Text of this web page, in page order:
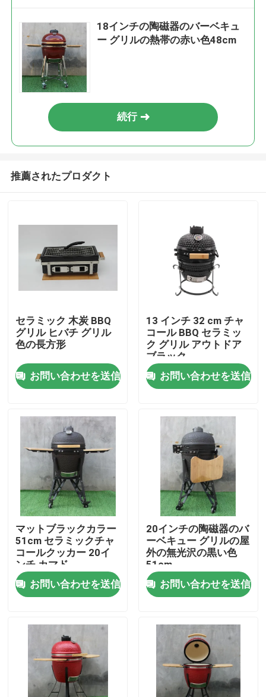
ホーム
製品
企業情報
会社案内
品質管理
お問い合わせ
ニュース
セラミックバーベキューグリル
セラミックチャコールグリル
18インチの陶磁器のバーベキュ
ー グリルの熱帯の赤い色48cm
続行
推薦されたプロダクト
セラミック 木炭 BBQ
グリル ヒバチ グリル
色の長方形
お問い合わせを送信
13 インチ 32 cm チャ
コール BBQ セラミッ
ク グリル アウトドア
ブラック
お問い合わせを送信
マットブラックカラー
51cm セラミックチャ
コールクッカー 20イ
ンチ カマド
お問い合わせを送信
20インチの陶磁器のバ
ーベキュー グリルの屋
外の無光沢の黒い色
51cm
お問い合わせを送信